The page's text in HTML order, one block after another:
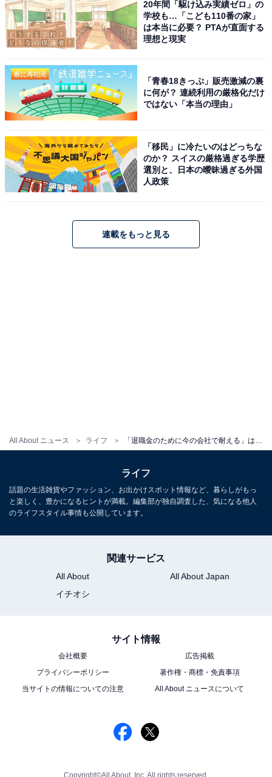
All About ニュース ライフ
20年間「駆け込み実績ゼロ」の
学校も…「こども110番の家」
は本当に必要？ PTAが直面する
理想と現実
「青春18きっぷ」販売激減の裏
に何が？ 連続利用の厳格化だけ
ではない「本当の理由」
「移民」に冷たいのはどっちな
のか？ スイスの厳格過ぎる学歴
選別と、日本の曖昧過ぎる外国
人政策
連載をもっと見る
ライフ
話題の生活雑貨やファッション、お出かけスポット情報など、暮らしがもっ
と楽しく、豊かになるヒントが満載。編集部が独自調査した、気になる他人
のライフスタイル事情も公開しています。
関連サービス
All About
All About Japan
イチオシ
サイト情報
会社概要
広告掲載
プライバシーポリシー
著作権・商標・免責事項
当サイトの情報についての注意
All About ニュースについて
Copyright©All About, Inc. All rights reserved.